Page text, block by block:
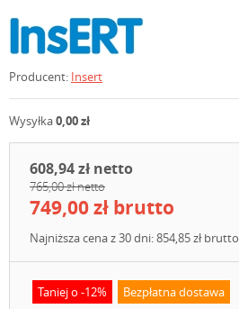
Producent: Insert
Wysyłka0,00 zł
608,94 zł netto
765,00 zł netto
749,00 zł brutto
Najniższa cena z 30 dni: 854,85 zł brutto
Taniej o -12% Bezpłatna dostawa